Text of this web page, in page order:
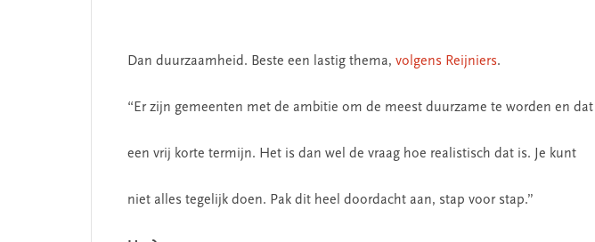
Dan duurzaamheid. Beste een lastig thema, volgens Reijniers.
“Er zijn gemeenten met de ambitie om de meest duurzame te worden en
een vrij korte termijn. Het is dan wel de vraag hoe realistisch dat is. Je kunt
niet alles tegelijk doen. Pak dit heel doordacht aan, stap voor stap.”